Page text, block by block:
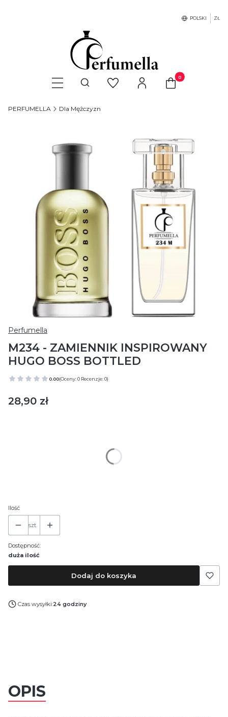
POLSKI ZŁ
Otwórz wyszukiwarkę Produkty w
PERFUMELLA Dla Mężczyzn
Perfumella
M234 - ZAMIENNIK INSPIROWANY
HUGO BOSS BOTTLED
0.00(Oceny: 0 Recenzje: 0)
Cena
28,90 zł
Ilość
szt.
Dostępność:
duża ilość
Dodaj do koszyka
Czas wysyłki:24 godziny
OPIS